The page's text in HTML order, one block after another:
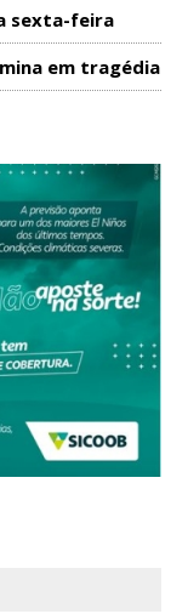
sexta-feira
em tragédia